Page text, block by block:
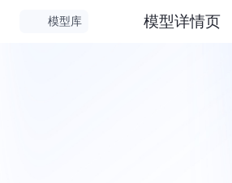
模型库 模型详情页